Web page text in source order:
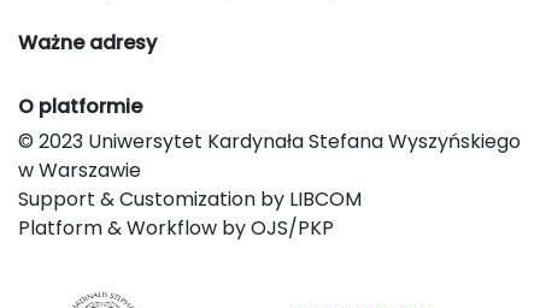
Ważne adresy
O platformie
© 2023 Uniwersytet Kardynała Stefana Wyszyńskiego
w Warszawie
Support & Customization by LIBCOM
Platform & Workflow by OJS/PKP